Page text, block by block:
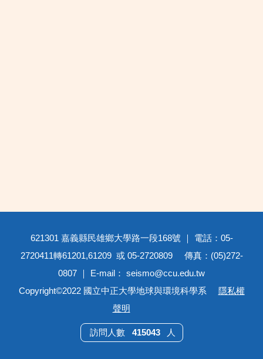
621301 嘉義縣民雄鄉大學路一段168號 ｜ 電話：05-
2720411轉61201,61209 或 05-2720809 傳真：(05)272-
0807 ｜ E-mail： seismo@ccu.edu.tw
Copyright©2022 國立中正大學地球與環境科學系 隱私權
聲明
415043